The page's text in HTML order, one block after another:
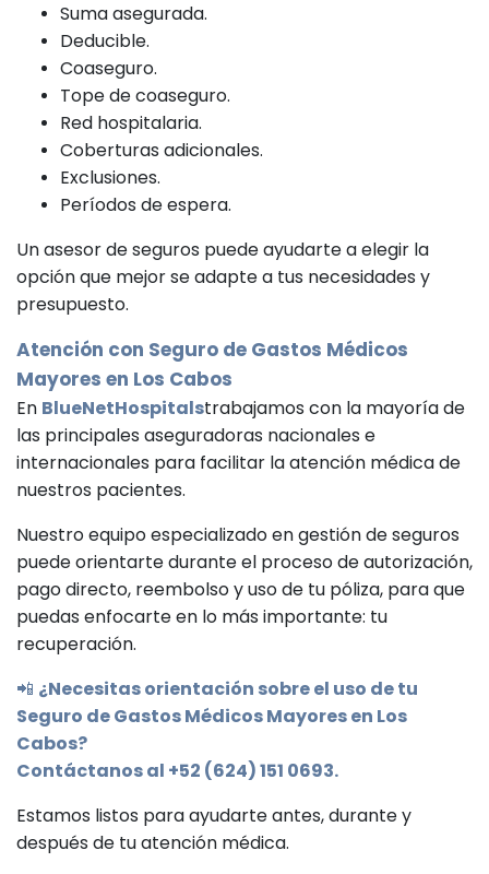
Suma asegurada.
Deducible.
Coaseguro.
Tope de coaseguro.
Red hospitalaria.
Coberturas adicionales.
Exclusiones.
Períodos de espera.
Un asesor de seguros puede ayudarte a elegir la
opción que mejor se adapte a tus necesidades y
presupuesto.
Atención con Seguro de Gastos Médicos
Mayores en Los Cabos
En BlueNetHospitalstrabajamos con la mayoría de
las principales aseguradoras nacionales e
internacionales para facilitar la atención médica de
nuestros pacientes.
Nuestro equipo especializado en gestión de seguros
puede orientarte durante el proceso de autorización,
pago directo, reembolso y uso de tu póliza, para que
puedas enfocarte en lo más importante: tu
recuperación.
📲 ¿Necesitas orientación sobre el uso de tu
Seguro de Gastos Médicos Mayores en Los
Cabos?
Contáctanos al +52 (624) 151 0693.
Estamos listos para ayudarte antes, durante y
después de tu atención médica.